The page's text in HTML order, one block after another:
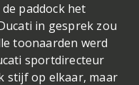
paddock het
in gesprek zou
toonaarden werd
sportdirecteur
stijf op elkaar, maar